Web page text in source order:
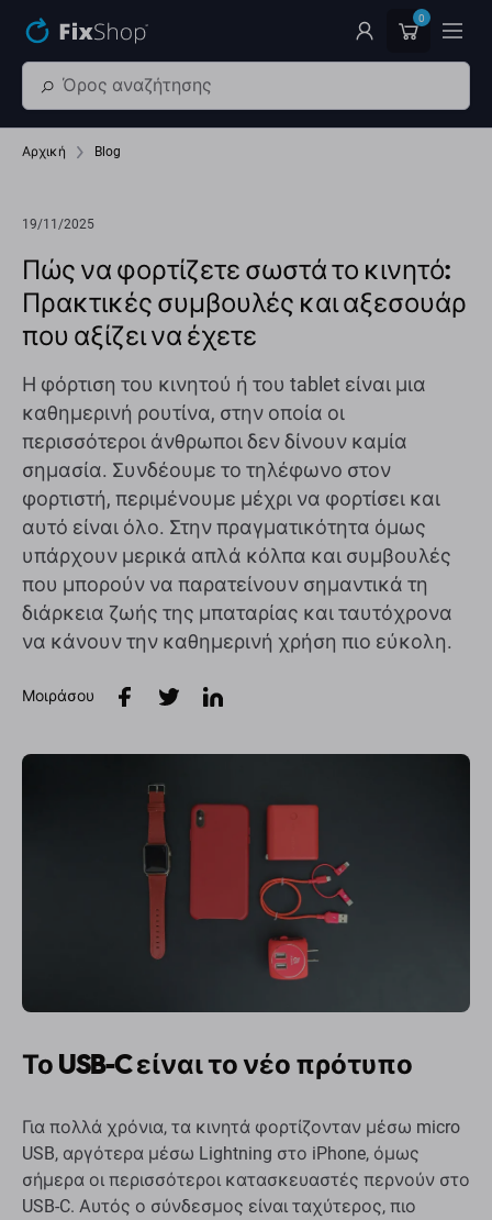
0
Αρχική Blog
19/11/2025
Μοιράσου
Πώς να φορτίζετε σωστά το κινητό:
Πρακτικές συμβουλές και αξεσουάρ
που αξίζει να έχετε
Η φόρτιση του κινητού ή του tablet είναι μια
καθημερινή ρουτίνα, στην οποία οι
περισσότεροι άνθρωποι δεν δίνουν καμία
σημασία. Συνδέουμε το τηλέφωνο στον
φορτιστή, περιμένουμε μέχρι να φορτίσει και
αυτό είναι όλο. Στην πραγματικότητα όμως
υπάρχουν μερικά απλά κόλπα και συμβουλές
που μπορούν να παρατείνουν σημαντικά τη
διάρκεια ζωής της μπαταρίας και ταυτόχρονα
να κάνουν την καθημερινή χρήση πιο εύκολη.
Το USB-C είναι το νέο πρότυπο
Για πολλά χρόνια, τα κινητά φορτίζονταν μέσω micro
USB, αργότερα μέσω Lightning στο iPhone, όμως
σήμερα οι περισσότεροι κατασκευαστές περνούν στο
USB-C. Αυτός ο σύνδεσμος είναι ταχύτερος, πιο